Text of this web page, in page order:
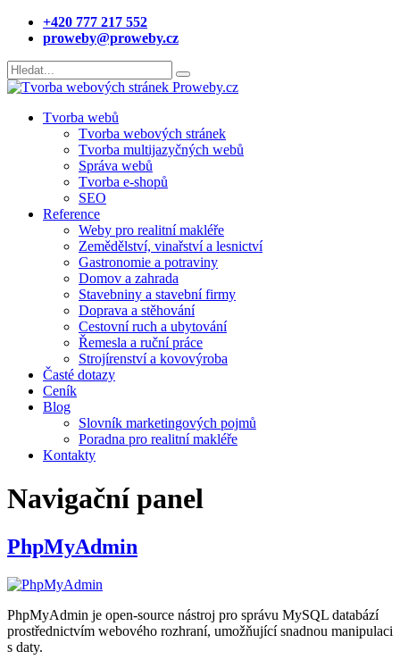
+420 777 217 552
proweby@proweby.cz
Tvorba webů
Tvorba webových stránek
Tvorba multijazyčných webů
Správa webů
Tvorba e-shopů
SEO
Reference
Weby pro realitní makléře
Zemědělství, vinařství a lesnictví
Gastronomie a potraviny
Domov a zahrada
Stavebniny a stavební firmy
Doprava a stěhování
Cestovní ruch a ubytování
Řemesla a ruční práce
Strojírenství a kovovýroba
Časté dotazy
Ceník
Blog
Slovník marketingových pojmů
Poradna pro realitní makléře
Kontakty
Navigační panel
PhpMyAdmin
PhpMyAdmin je open-source nástroj pro správu MySQL databází
prostřednictvím webového rozhraní, umožňující snadnou manipulaci
s daty.